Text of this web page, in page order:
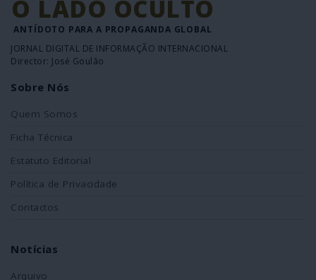
O LADO OCULTO
ANTÍDOTO PARA A PROPAGANDA GLOBAL
JORNAL DIGITAL DE INFORMAÇÃO INTERNACIONAL
Director: José Goulão
Sobre Nós
Quem Somos
Ficha Técnica
Estatuto Editorial
Política de Privacidade
Contactos
Notícias
Arquivo